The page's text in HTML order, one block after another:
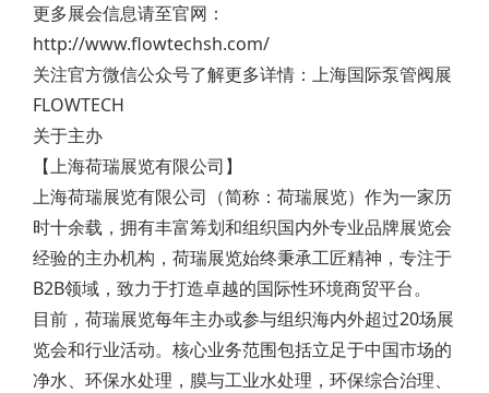
更多展会信息请至官网：
http://www.flowtechsh.com/
关注官方微信公众号了解更多详情：上海国际泵管阀展
FLOWTECH
关于主办
【上海荷瑞展览有限公司】
上海荷瑞展览有限公司（简称：荷瑞展览）作为一家历
时十余载，拥有丰富筹划和组织国内外专业品牌展览会
经验的主办机构，荷瑞展览始终秉承工匠精神，专注于
B2B领域，致力于打造卓越的国际性环境商贸平台。
目前，荷瑞展览每年主办或参与组织海内外超过20场展
览会和行业活动。核心业务范围包括立足于中国市场的
净水、环保水处理，膜与工业水处理，环保综合治理、